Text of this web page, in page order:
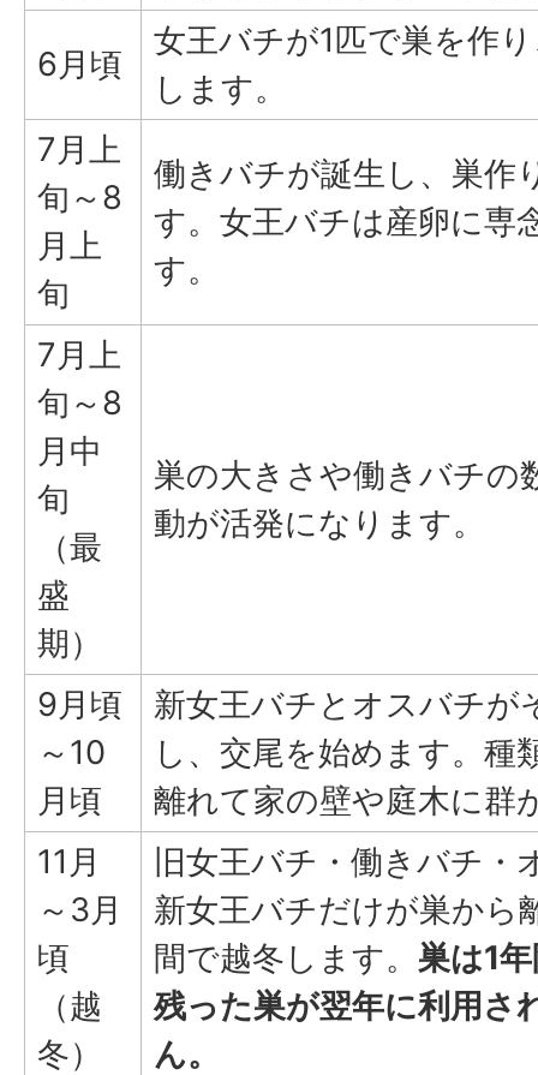
6月頃
女王バチが1匹で巣を作
します。
7月上
旬～8
月上
旬
働きバチが誕生し、巣作
す。女王バチは産卵に専
す。
7月上
旬～8
月中
旬
（最
盛
期）
巣の大きさや働きバチの
動が活発になります。
9月頃
～10
月頃
新女王バチとオスバチが
し、交尾を始めます。種
離れて家の壁や庭木に群
11月
～3月
頃
（越
冬）
旧女王バチ・働きバチ
新女王バチだけが巣から
間で越冬します。 巣は1
残った巣が翌年に利用さ
ん。